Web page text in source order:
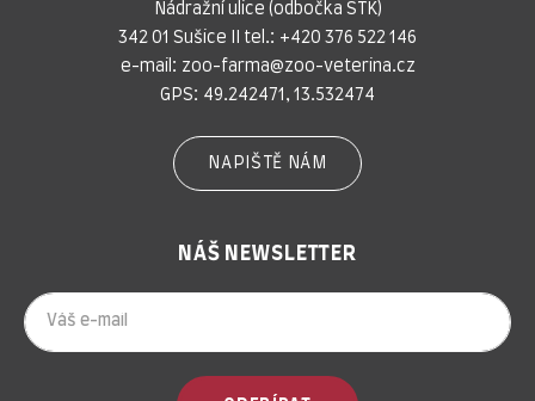
Nádražní ulice (odbočka STK)
342 01 Sušice II tel.: +420 376 522 146
e-mail: zoo-farma@zoo-veterina.cz
GPS: 49.242471, 13.532474
NAPIŠTĚ NÁM
NÁŠ NEWSLETTER